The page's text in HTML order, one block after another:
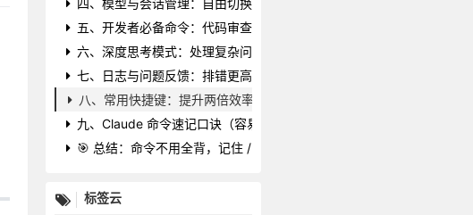
五、开发者必备命令：代码审查与项目关联
六、深度思考模式：处理复杂问题的“外挂”
七、日志与问题反馈：排错更高效
八、常用快捷键：提升两倍效率的小技巧
九、Claude 命令速记口诀（容易背）
🎯 总结：命令不用全背，记住 /help 就够了
标签云